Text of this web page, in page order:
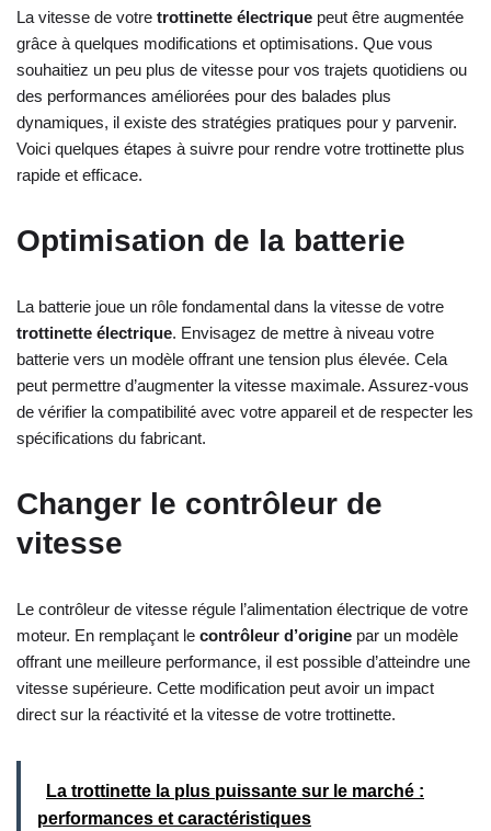
La vitesse de votre trottinette électrique peut être augmentée
grâce à quelques modifications et optimisations. Que vous
souhaitiez un peu plus de vitesse pour vos trajets quotidiens ou
des performances améliorées pour des balades plus
dynamiques, il existe des stratégies pratiques pour y parvenir.
Voici quelques étapes à suivre pour rendre votre trottinette plus
rapide et efficace.
Optimisation de la batterie
La batterie joue un rôle fondamental dans la vitesse de votre
trottinette électrique. Envisagez de mettre à niveau votre
batterie vers un modèle offrant une tension plus élevée. Cela
peut permettre d’augmenter la vitesse maximale. Assurez-vous
de vérifier la compatibilité avec votre appareil et de respecter les
spécifications du fabricant.
Changer le contrôleur de
vitesse
Le contrôleur de vitesse régule l’alimentation électrique de votre
moteur. En remplaçant le contrôleur d’origine par un modèle
offrant une meilleure performance, il est possible d’atteindre une
vitesse supérieure. Cette modification peut avoir un impact
direct sur la réactivité et la vitesse de votre trottinette.
La trottinette la plus puissante sur le marché :
performances et caractéristiques